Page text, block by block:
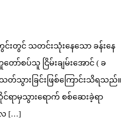
င်းတွင် သတင်းသုံးနေသော ခန်းနေ
စပ်သူ ငြိမ်းချမ်းအောင် ( ခ
သတ်သွားခြင်းဖြစ်ကြောင်းသိရသည်။
ရာမှသွားရောက် စစ်ဆေးခဲ့ရာ
[…]